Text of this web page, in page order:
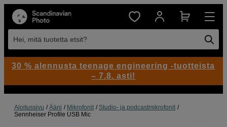
Hei, mitä tuotetta etsit?
Aloitussivu Ääni Mikrofonit
Studio- ja podcastmikrofonit
Sennheiser Profile USB Mic
30 % alennusta teenage engineering -tuotteista
– 7.8. asti!